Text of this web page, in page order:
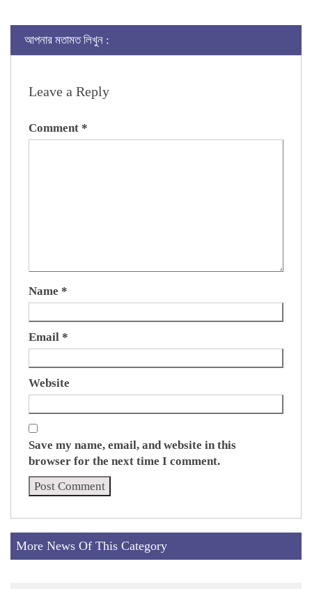
আপনার মতামত লিখুন :
Leave a Reply
Comment *
Name *
Email *
Website
Save my name, email, and website in this
browser for the next time I comment.
More News Of This Category